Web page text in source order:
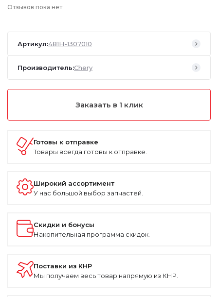
Отзывов пока нет
Артикул:481H-1307010
Производитель:Chery
Заказать в 1 клик
Готовы к отправке
Товары всегда готовы к отправке.
Широкий ассортимент
У нас большой выбор запчастей.
Скидки и бонусы
Накопительная программа скидок.
Поставки из КНР
Мы получаем весь товар напрямую из КНР.